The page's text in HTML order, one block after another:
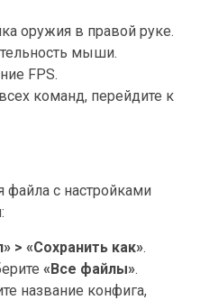
оружия в правой руке.
мыши.
FPS.
команд, перейдите к
файла с настройками
> «Сохранить как».
«Все файлы».
название конфига,